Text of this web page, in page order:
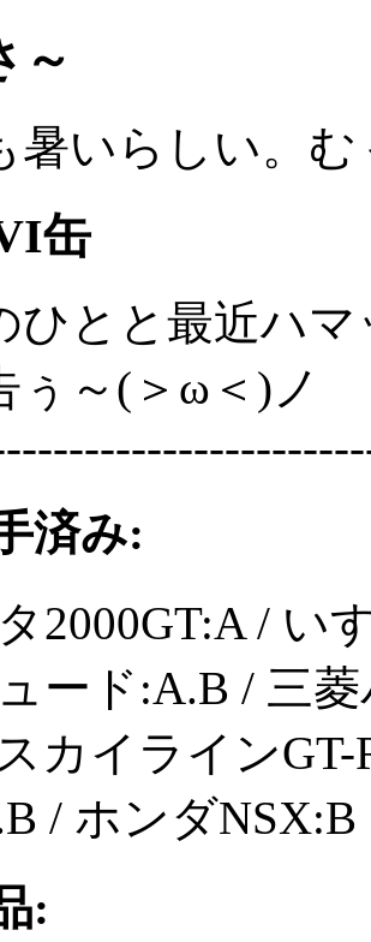
～
暑いらしい。む
缶
ひとと最近ハ
ぅ～(＞ω＜)ノ
済み:
2000GT:A / い
ード:A.B / 三
カイライン
/ ホンダNSX:B
: